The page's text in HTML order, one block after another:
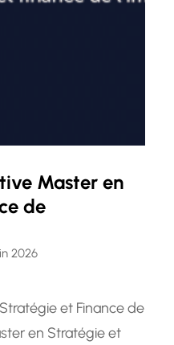
Master en
de
2026
et Finance de
en Stratégie et